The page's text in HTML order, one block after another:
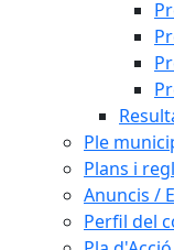
Ple
Plans i
Anuncis /
Perfil del